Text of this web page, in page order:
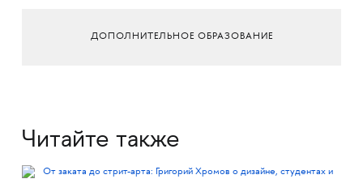
ДОПОЛНИТЕЛЬНОЕ ОБРАЗОВАНИЕ
Читайте также